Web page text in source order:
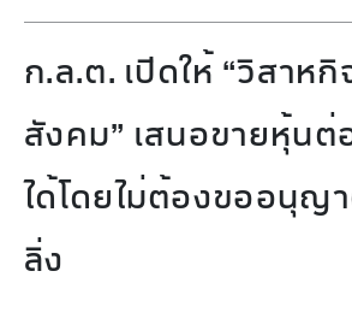
ก.ล.ต. เปิดให้ “วิสาหกิ
สังคม” เสนอขายหุ้นต่
ได้โดยไม่ต้องขออนุญ
ลิ่ง